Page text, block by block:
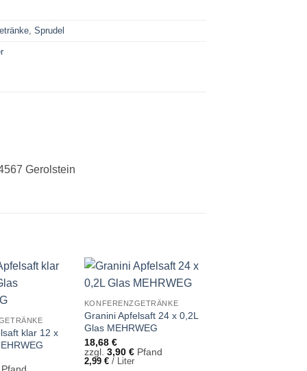
,Sprudel
Gerolstein
klar 12 x
Pfand
KONFERENZGETRÄNKE
Granini Apfelsaft 24 x 0,2L
Glas MEHRWEG
18,68 €
zzgl. 3,90 €Pfand
2,99 €/ Liter